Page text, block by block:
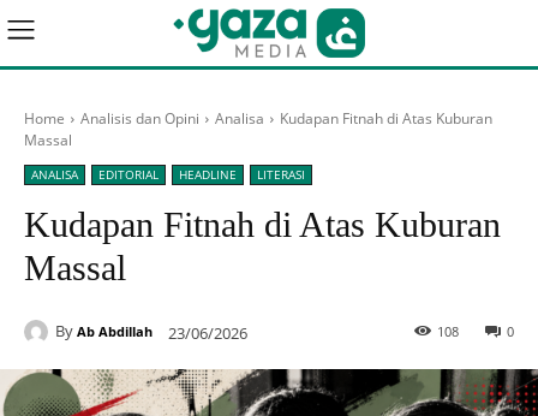
Home Analisis dan Opini Analisa
Kudapan Fitnah di Atas Kuburan
Massal
ANALISA EDITORIAL HEADLINE LITERASI
Kudapan Fitnah di Atas Kuburan
Massal
By Ab Abdillah 23/06/2026 0
108